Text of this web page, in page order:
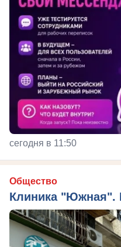
сегодня в 11:50
Общество
Клиника